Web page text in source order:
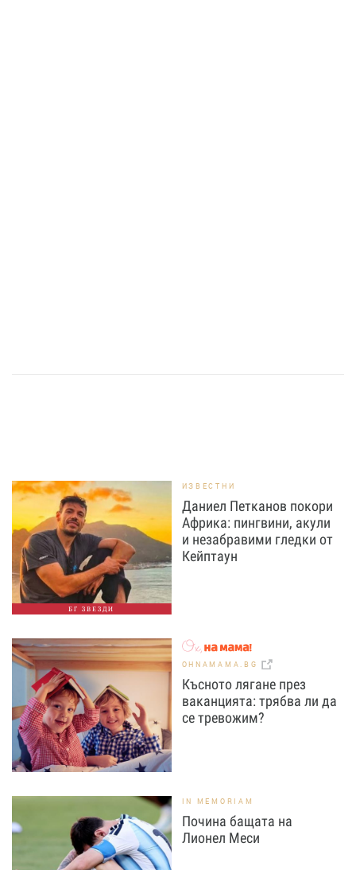
БГ ЗВЕЗДИ
ИЗВЕСТНИ
Даниел Петканов покори
Африка: пингвини, акули
и незабравими гледки от
Кейптаун
OHNAMAMA.BG
Късното лягане през
ваканцията: трябва ли да
се тревожим?
IN MEMORIAM
Почина бащата на
Лионел Меси